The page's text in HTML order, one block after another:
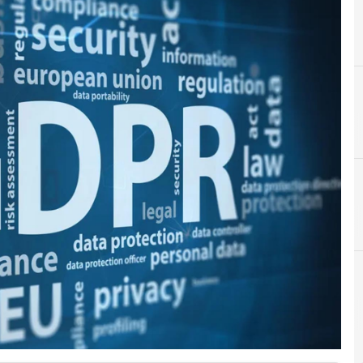
D
Data Protection
News, attualità e analisi Cyber sicurezza e privacy